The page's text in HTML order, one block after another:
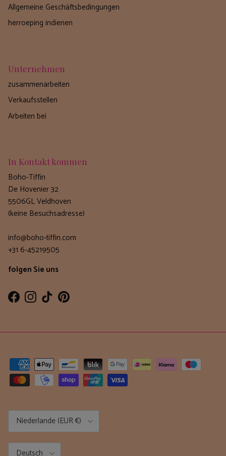
Allgemeine Geschäftsbedingungen
herroeping indienen
Unternehmen
zusammenarbeiten
Verkaufsstellen
Arbeiten bei
In Kontakt kommen
Boho-Tiffin
De Hovenier 32
5506GL Veldhoven
(keine Besuchsadresse)
info@boho-tiffin.com
+31 6-45219505
folgen Sie uns
FacebookInstagram
TikTokPinterest
Land/Region
Niederlande (EUR €)
Sprache
Deutsch